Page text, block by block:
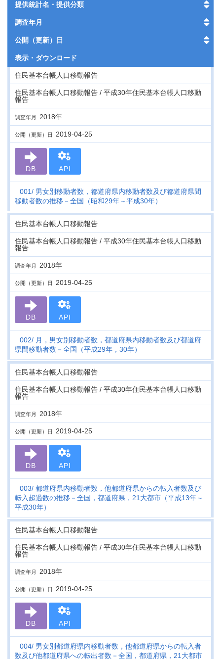
提供統計名・提供分類
調査年月
公開（更新）日
表示・ ダウンロード
住民基本台帳人口移動報告
住民基本台帳人口移動報告 / 平成30年住民基本台帳人口移動
報告
調査年月 2018年
公開（更新）日 2019-04-25
DB API
001 男女別移動者数，都道府県内移動者数及び都道府県間
移動者数の推移－全国（昭和29年～平成30年）
住民基本台帳人口移動報告
住民基本台帳人口移動報告 / 平成30年住民基本台帳人口移動
報告
調査年月 2018年
公開（更新）日 2019-04-25
DB API
002
月，男女別移動者数，都道府県内移動者数及び都道府
県間移動者数－全国（平成29年，30年）
住民基本台帳人口移動報告
住民基本台帳人口移動報告 / 平成30年住民基本台帳人口移動
報告
調査年月 2018年
公開（更新）日 2019-04-25
DB API
003 都道府県内移動者数，他都道府県からの転入者数及び
転入超過数の推移－全国，都道府県，21大都市（平成13年～
平成30年）
住民基本台帳人口移動報告
住民基本台帳人口移動報告 / 平成30年住民基本台帳人口移動
報告
調査年月 2018年
公開（更新）日 2019-04-25
DB API
004 男女別都道府県内移動者数，他都道府県からの転入者
数及び他都道府県への転出者数－全国，都道府県，21大都市